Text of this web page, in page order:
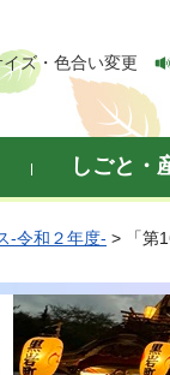
ズ・色合い変更
しごと・
-令和２年度- > 「第